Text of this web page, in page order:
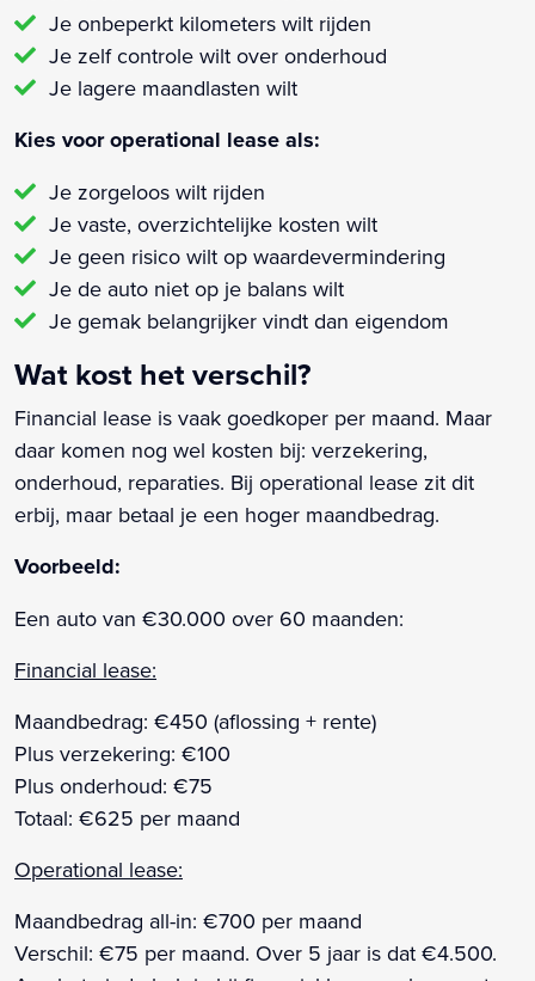
Je onbeperkt kilometers wilt rijden
Je zelf controle wilt over onderhoud
Je lagere maandlasten wilt
Kies voor operational lease als:
Je zorgeloos wilt rijden
Je vaste, overzichtelijke kosten wilt
Je geen risico wilt op waardevermindering
Je de auto niet op je balans wilt
Je gemak belangrijker vindt dan eigendom
Wat kost het verschil?
Financial lease is vaak goedkoper per maand. Maar
daar komen nog wel kosten bij: verzekering,
onderhoud, reparaties. Bij operational lease zit dit
erbij, maar betaal je een hoger maandbedrag.
Voorbeeld:
Een auto van €30.000 over 60 maanden:
Financial lease:
Maandbedrag: €450 (aflossing + rente)
Plus verzekering: €100
Plus onderhoud: €75
Totaal: €625 per maand
Operational lease:
Maandbedrag all-in: €700 per maand
Verschil: €75 per maand. Over 5 jaar is dat €4.500.